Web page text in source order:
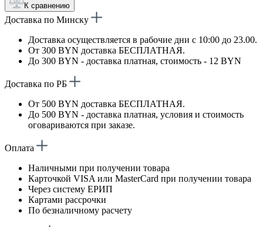
К сравнению
Доставка по Минску
Доставка осуществляется в рабочие дни с 10:00 до 23.00.
От 300 BYN доставка БЕСПЛАТНАЯ.
До 300 BYN - доставка платная, стоимость - 12 BYN
Доставка по РБ
От 500 BYN доставка БЕСПЛАТНАЯ.
До 500 BYN - доставка платная, условия и стоимость
оговариваются при заказе.
Оплата
Наличными при получении товара
Карточкой VISA или MasterCard при получении товара
Через систему ЕРИП
Картами рассрочки
По безналичному расчету